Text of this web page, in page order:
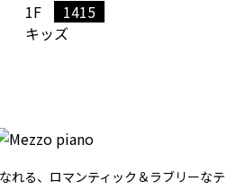
1F
1415
キッズ
れる、ロマンティック＆ラブリーなテ